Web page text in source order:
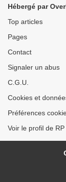
Hébergé par
Top articles
Pages
Contact
Signaler un abus
C.G.U.
Cookies et
Préférences
Voir le profil de